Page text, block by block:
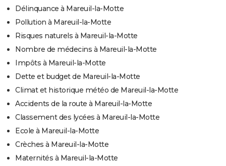
Délinquance à Mareuil-la-Motte
Pollution à Mareuil-la-Motte
Risques naturels à Mareuil-la-Motte
Nombre de médecins à Mareuil-la-Motte
Impôts à Mareuil-la-Motte
Dette et budget de Mareuil-la-Motte
Climat et historique météo de Mareuil-la-Motte
Accidents de la route à Mareuil-la-Motte
Classement des lycées à Mareuil-la-Motte
Ecole à Mareuil-la-Motte
Crèches à Mareuil-la-Motte
Maternités à Mareuil-la-Motte